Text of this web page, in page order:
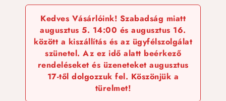
Kedves Vásárlóink! Szabadság miatt
augusztus 5. 14:00 és augusztus 16.
között a kiszállítás és az ügyfélszolgálat
szünetel. Az ez idő alatt beérkező
rendeléseket és üzeneteket augusztus
17-től dolgozzuk fel. Köszönjük a
türelmet!